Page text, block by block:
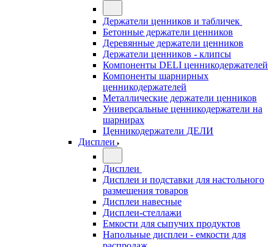
Держатели ценников и табличек
Бетонные держатели ценников
Деревянные держатели ценников
Держатели ценников - клипсы
Компоненты DELI ценникодержателей
Компоненты шарнирных
ценникодержателей
Металлические держатели ценников
Универсальные ценникодержатели на
шарнирах
Ценникодержатели ДЕЛИ
Дисплеи
Дисплеи
Дисплеи и подставки для настольного
размещения товаров
Дисплеи навесные
Дисплеи-стеллажи
Емкости для сыпучих продуктов
Напольные дисплеи - емкости для